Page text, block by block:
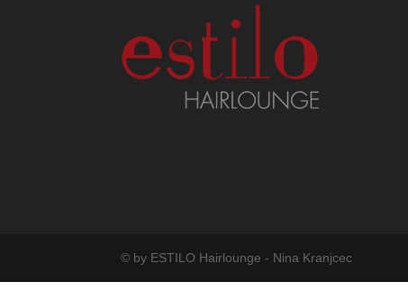
© by ESTILO Hairlounge - Nina Kranjcec